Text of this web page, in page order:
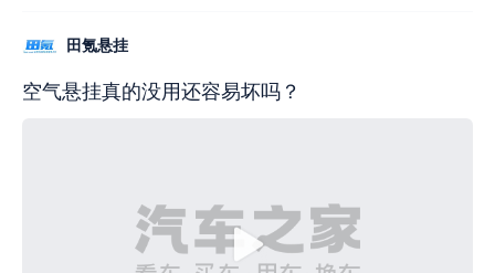
田氪悬挂
空气悬挂真的没用还容易坏吗？